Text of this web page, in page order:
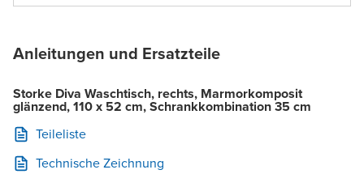
Anleitungen und Ersatzteile
Storke Diva Waschtisch, rechts, Marmorkomposit
glänzend, 110 x 52 cm, Schrankkombination 35 cm
Teileliste
Technische Zeichnung